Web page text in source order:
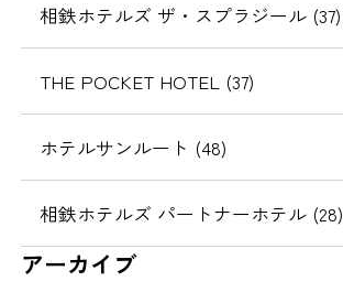
相鉄ホテルズ ザ・スプラジール (37)
THE POCKET HOTEL (37)
ホテルサンルート (48)
相鉄ホテルズ パートナーホテル (28)
アーカイブ